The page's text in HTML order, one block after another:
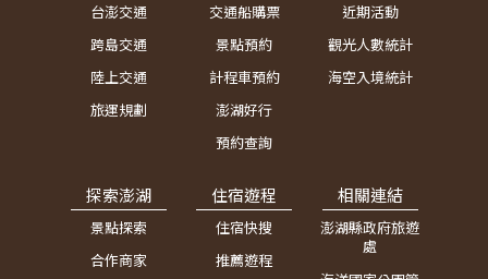
台澎交通
跨島交通
陸上交通
旅運規劃
交通船購票
景點預約
計程車預約
澎湖好行
預約查詢
近期活動
觀光人數統計
海空入境統計
探索澎湖
景點探索
合作商家
住宿遊程
住宿快搜
推薦遊程
相關連結
澎湖縣政府旅遊
處